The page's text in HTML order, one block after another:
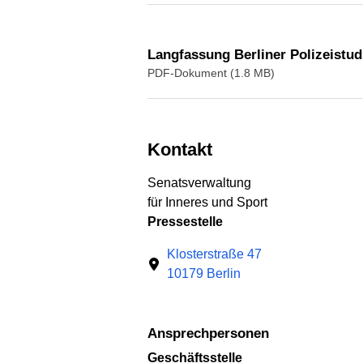
Langfassung Berliner
PDF-Dokument (1.8 MB)
Kontakt
Senatsverwaltung
für Inneres und Sport
Pressestelle
Klosterstraße 47
10179 Berlin
Ansprechpersonen
Geschäftsstelle